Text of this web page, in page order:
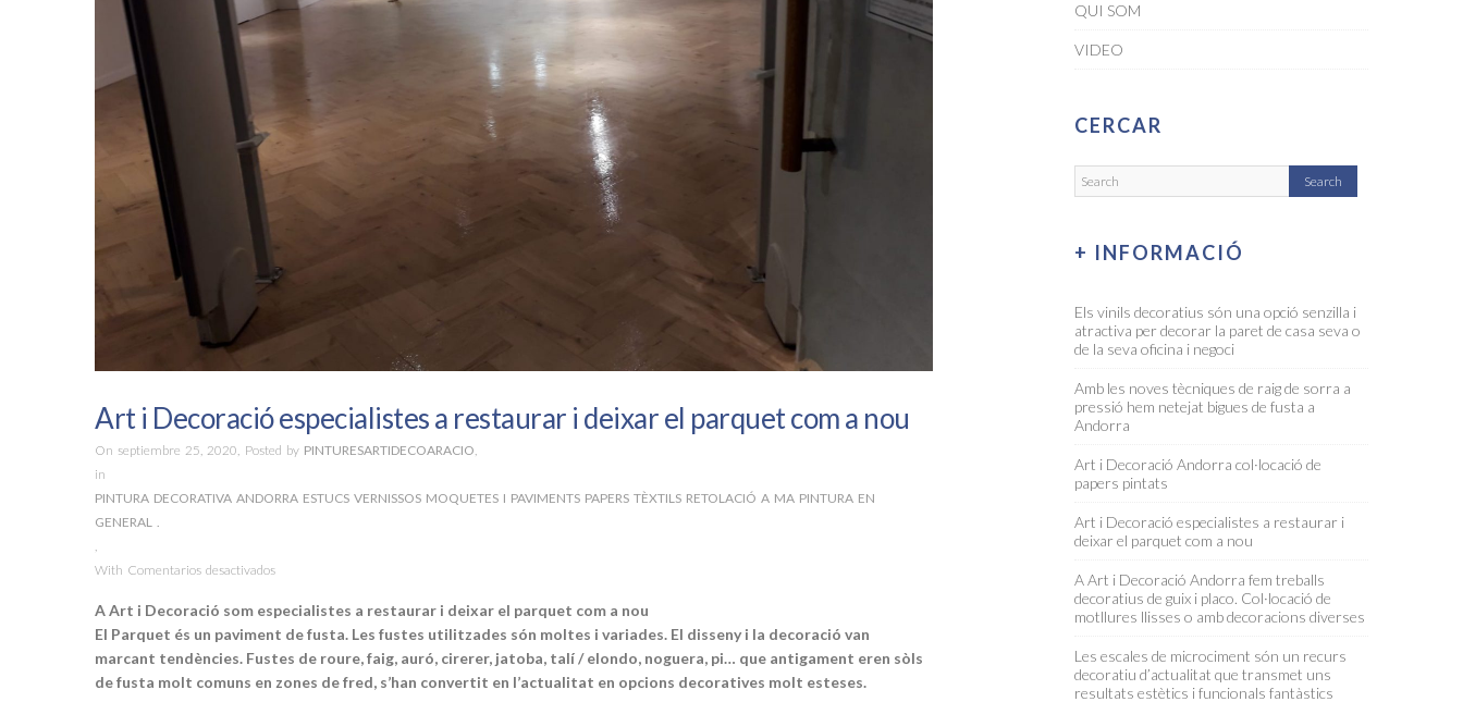
Art i Decoració especialistes a restaurar i deixar el parquet com a nou
On septiembre 25, 2020, Posted by PINTURESARTIDECOARACIO,
in
PINTURA DECORATIVA ANDORRA ESTUCS VERNISSOS MOQUETES I PAVIMENTS PAPERS TÈXTILS RETOLACIÓ A MA PINTURA EN
GENERAL .
,
With Comentarios desactivados
A
r
t
i
A Art i Decoració som especialistes a restaurar i deixar el parquet com a nou
El Parquet és un paviment de fusta. Les fustes utilitzades són moltes i variades. El disseny i la decoració van
marcant tendències. Fustes de roure, faig, auró, cirerer, jatoba, talí / elondo, noguera, pi… que antigament eren sòls
de fusta molt comuns en zones de fred, s’han convertit en l’actualitat en opcions decoratives molt esteses.
QUI SOM
VIDEO
CERCAR
+ INFORMACIÓ
Els vinils decoratius són una opció senzilla i
atractiva per decorar la paret de casa seva o
de la seva oficina i negoci
Amb les noves tècniques de raig de sorra a
pressió hem netejat bigues de fusta a
Andorra
Art i Decoració Andorra col·locació de
papers pintats
Art i Decoració especialistes a restaurar i
deixar el parquet com a nou
A Art i Decoració Andorra fem treballs
decoratius de guix i placo. Col·locació de
motllures llisses o amb decoracions diverses
Les escales de microciment són un recurs
decoratiu d’actualitat que transmet uns
resultats estètics i funcionals fantàstics